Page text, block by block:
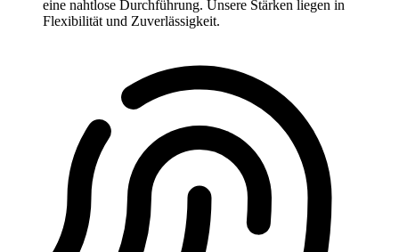
eine nahtlose Durchführung. Unsere Stärken liegen in
Flexibilität und Zuverlässigkeit.